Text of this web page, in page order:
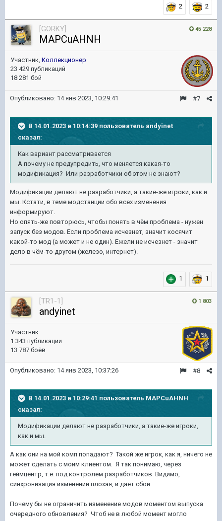
2 2
45 228
[GORKY]
MAPCuAHNH
Участник, Коллекционер
23 429 публикаций
18 281 бой
#7
Опубликовано: 14 янв 2023, 10:29:41
В 14.01.2023 в 10:14:39 пользователь andyinet
сказал:
Как вариант рассматривается
А почему не предупредить, что меняется какая-то
модификация? Или разработчики об этом не знают?
Модификации делают не разработчики, а такие-же игроки, как и
мы. Кстати, в теме модстанции обо всех изменения
информируют.
Но опять-же повторюсь, чтобы понять в чём проблема - нужен
запуск без модов. Если проблема исчезнет, значит косячит
какой-то мод (а может и не один). Ежели не исчезнет - значит
дело в чём-то другом (железо, интернет).
1 1
1 803
[TR1-1]
andyinet
Участник
1 343 публикации
13 787 боёв
#8
Опубликовано: 14 янв 2023, 10:37:26
В 14.01.2023 в 10:29:41 пользователь MAPCuAHNH
сказал:
Модификации делают не разработчики, а такие-же игроки,
как и мы.
А как они на мой комп попадают? Такой же игрок, как я, ничего не
может сделать с моим клиентом. Я так понимаю, через
геймцентр, т.е. под контролем разработчиков. Видимо,
синхронизация изменений плохая, и дает сбои.
Почему бы не ограничить изменение модов моментом выпуска
очередного обновления? Чтоб не в любой момент могло